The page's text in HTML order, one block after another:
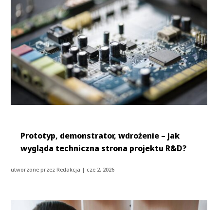
Prototyp, demonstrator, wdrożenie – jak
wygląda techniczna strona projektu R&D?
utworzone przezRedakcja | cze 2, 2026